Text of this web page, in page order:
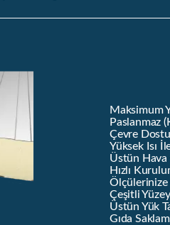
Maksimum
Paslanmaz
Çevre Dostu
Yüksek Isı
Üstün Hava
Hızlı
Çeşitli
Üstün Yük
Gıda